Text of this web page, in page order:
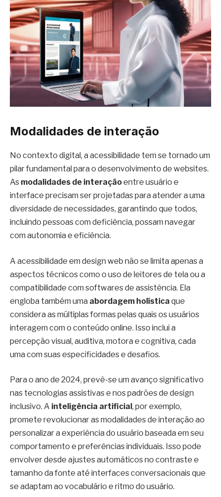
Modalidades de interação
No contexto digital, a acessibilidade tem se tornado um
pilar fundamental para o desenvolvimento de websites.
As modalidades de interaçãoentre usuário e
interface precisam ser projetadas para atender a uma
diversidade de necessidades, garantindo que todos,
incluindo pessoas com deficiência, possam navegar
com autonomia e eficiência.
A acessibilidade em design web não se limita apenas a
aspectos técnicos como o uso de leitores de tela ou a
compatibilidade com softwares de assistência. Ela
engloba também uma abordagem holística que
considera as múltiplas formas pelas quais os usuários
interagem com o conteúdo online. Isso inclui a
percepção visual, auditiva, motora e cognitiva, cada
uma com suas especificidades e desafios.
Para o ano de 2024, prevê-se um avanço significativo
nas tecnologias assistivas e nos padrões de design
inclusivo. A inteligência artificial, por exemplo,
promete revolucionar as modalidades de interação ao
personalizar a experiência do usuário baseada em seu
comportamento e preferências individuais. Isso pode
envolver desde ajustes automáticos no contraste e
tamanho da fonte até interfaces conversacionais que
se adaptam ao vocabulário e ritmo do usuário.